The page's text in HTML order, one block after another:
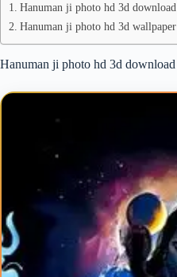
Hanuman ji photo hd 3d download
Hanuman ji photo hd 3d wallpaper
Hanuman ji photo hd 3d download